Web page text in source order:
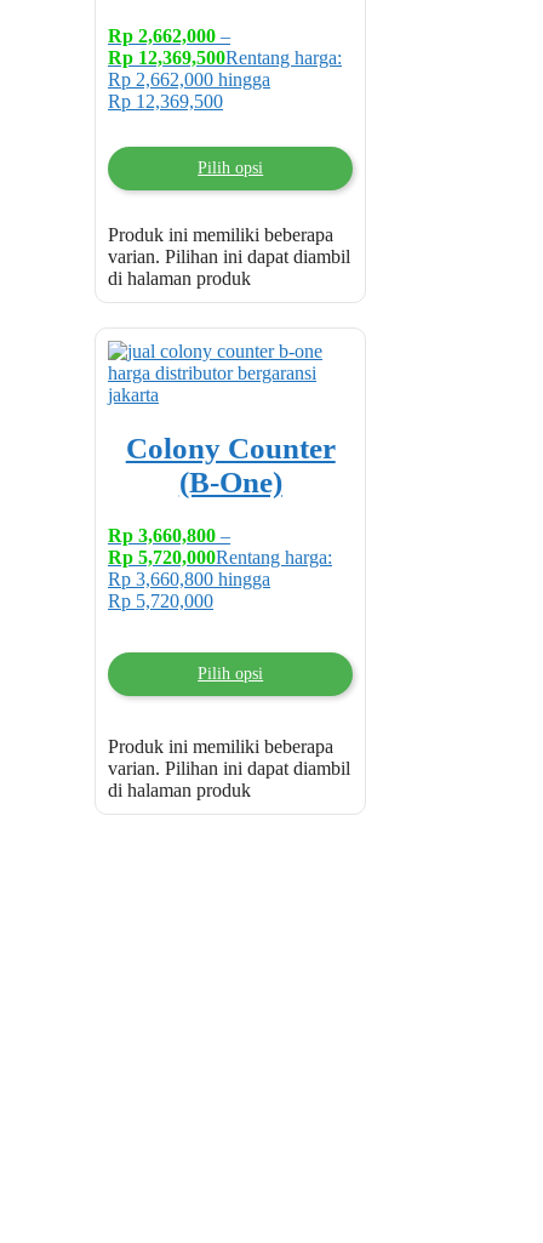
Rp 2,662,000 –
Rp 12,369,500Rentang harga:
Rp 2,662,000 hingga
Rp 12,369,500
Pilih opsi
Produk ini memiliki beberapa
varian. Pilihan ini dapat diambil
di halaman produk
Colony Counter
(B-One)
Rp 3,660,800 –
Rp 5,720,000Rentang harga:
Rp 3,660,800 hingga
Rp 5,720,000
Pilih opsi
Produk ini memiliki beberapa
varian. Pilihan ini dapat diambil
di halaman produk